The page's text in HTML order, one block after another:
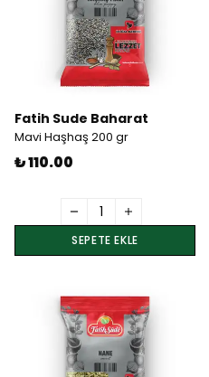
Fatih Sude Baharat
Mavi Haşhaş 200 gr
₺ 110.00
SEPETE EKLE